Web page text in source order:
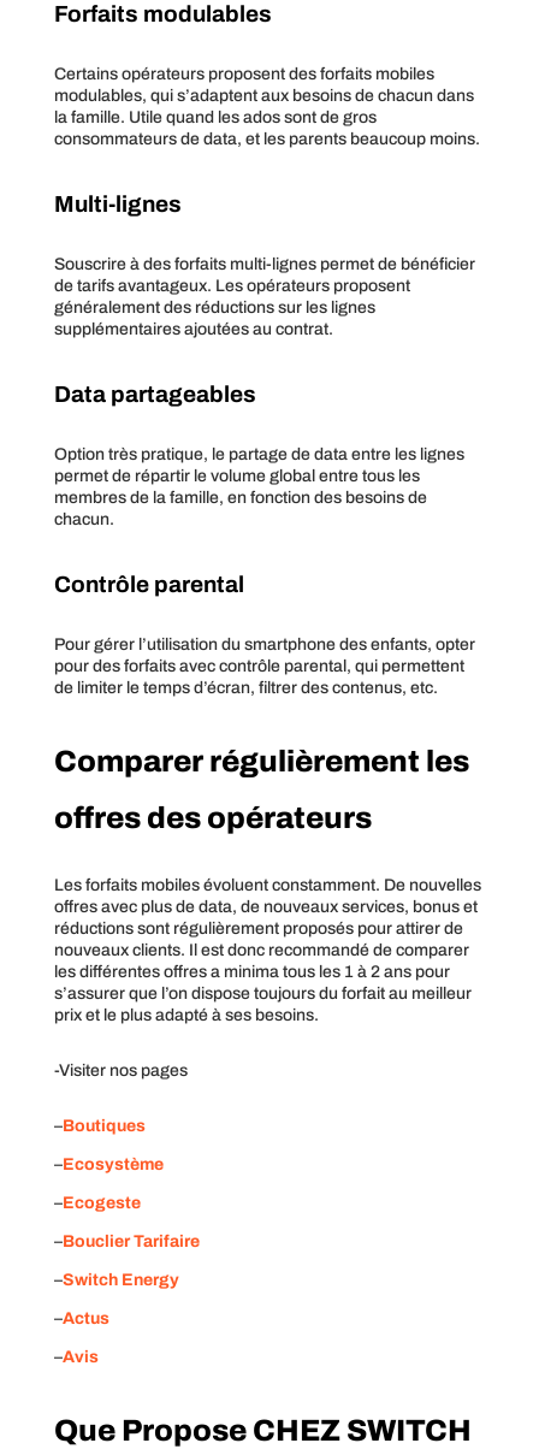
Forfaits modulables
Certains opérateurs proposent des forfaits mobiles
modulables, qui s’adaptent aux besoins de chacun dans
la famille. Utile quand les ados sont de gros
consommateurs de data, et les parents beaucoup moins.
Multi-lignes
Souscrire à des forfaits multi-lignes permet de bénéficier
de tarifs avantageux. Les opérateurs proposent
généralement des réductions sur les lignes
supplémentaires ajoutées au contrat.
Data partageables
Option très pratique, le partage de data entre les lignes
permet de répartir le volume global entre tous les
membres de la famille, en fonction des besoins de
chacun.
Contrôle parental
Pour gérer l’utilisation du smartphone des enfants, opter
pour des forfaits avec contrôle parental, qui permettent
de limiter le temps d’écran, filtrer des contenus, etc.
Comparer régulièrement les
offres des opérateurs
Les forfaits mobiles évoluent constamment. De nouvelles
offres avec plus de data, de nouveaux services, bonus et
réductions sont régulièrement proposés pour attirer de
nouveaux clients. Il est donc recommandé de comparer
les différentes offres a minima tous les 1 à 2 ans pour
s’assurer que l’on dispose toujours du forfait au meilleur
prix et le plus adapté à ses besoins.
-Visiter nos pages
–Boutiques
–Ecosystème
–Ecogeste
–Bouclier Tarifaire
–Switch Energy
–Actus
–Avis
Que Propose CHEZ SWITCH